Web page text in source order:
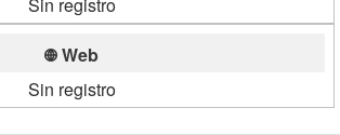
Sin registro
Web
Sin registro